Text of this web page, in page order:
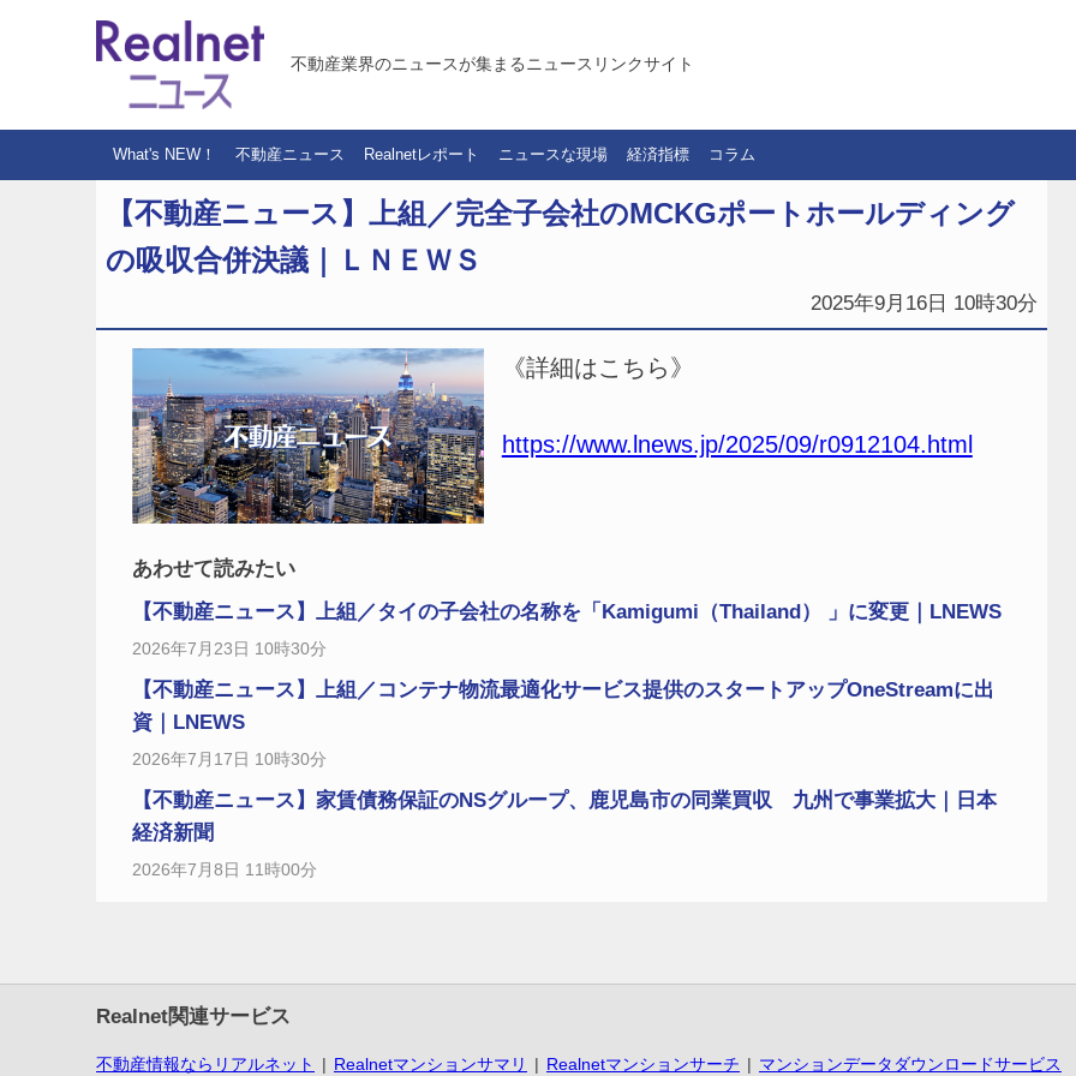
不動産業界のニュースが集まるニュースリンクサイト
What's NEW！ 不動産ニュース Realnetレポート ニュースな現場 経済指標 コラム
【不動産ニュース】上組／完全子会社のMCKGポートホールディング
の吸収合併決議｜ＬＮＥＷＳ
2025年9月16日 10時30分
《詳細はこちら》
https://www.lnews.jp/2025/09/r0912104.html
あわせて読みたい
【不動産ニュース】上組／タイの子会社の名称を「Kamigumi（Thailand） 」に変更｜LNEWS
2026年7月23日 10時30分
【不動産ニュース】上組／コンテナ物流最適化サービス提供のスタートアップOneStreamに出
資｜LNEWS
2026年7月17日 10時30分
【不動産ニュース】家賃債務保証のNSグループ、鹿児島市の同業買収 九州で事業拡大｜日本
経済新聞
2026年7月8日 11時00分
Realnet関連サービス
不動産情報ならリアルネット Realnetマンションサマリ Realnetマンションサーチ マンションデータダウンロードサービス